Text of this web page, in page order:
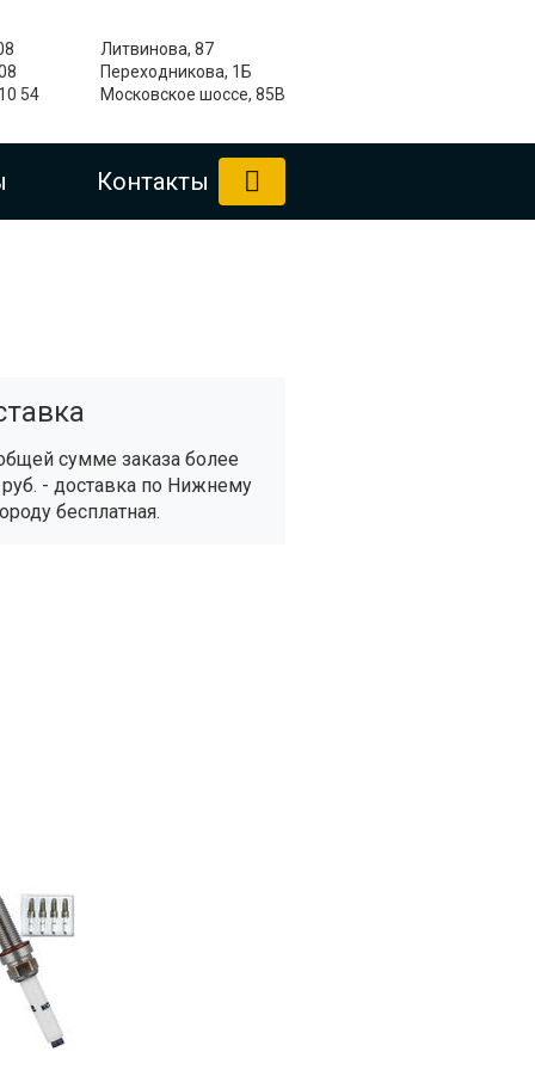
54
Литвинова, 87
Переходникова, 1Б
Московское шоссе, 85В
Контакты
сумме заказа более
- доставка по Нижнему
бесплатная.